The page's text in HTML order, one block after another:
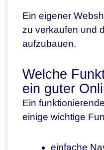
Ein eigener
zu verkaufen und
aufzubauen.
Welche
ein guter
Ein
einige wichtige
einfache